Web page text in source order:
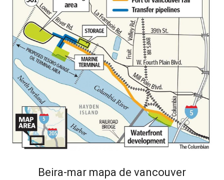
Beira-mar mapa de vancouver